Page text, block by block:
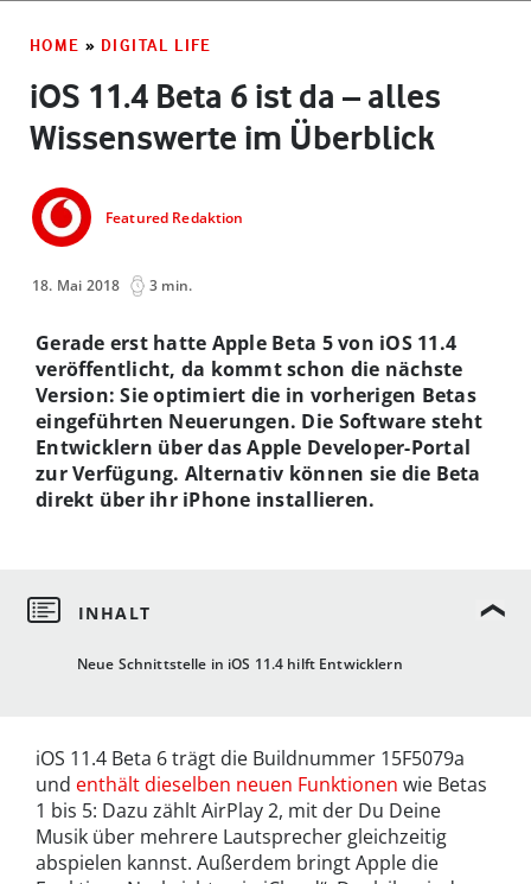
HOME » DIGITAL LIFE
iOS 11.4 Beta 6 ist da – alles
Wissenswerte im Überblick
Featured Redaktion
18. Mai 2018 3 min.
Neue Schnittstelle in iOS 11.4 hilft Entwicklern
Gerade erst hatte Apple Beta 5 von iOS 11.4
veröffentlicht, da kommt schon die nächste
Version: Sie optimiert die in vorherigen Betas
eingeführten Neuerungen. Die Software steht
Entwicklern über das Apple Developer-Portal
zur Verfügung. Alternativ können sie die Beta
direkt über ihr iPhone installieren.
iOS 11.4 Beta 6 trägt die Buildnummer 15F5079a
und enthält dieselben neuen Funktionen wie Betas
1 bis 5: Dazu zählt AirPlay 2, mit der Du Deine
Musik über mehrere Lautsprecher gleichzeitig
abspielen kannst. Außerdem bringt Apple die